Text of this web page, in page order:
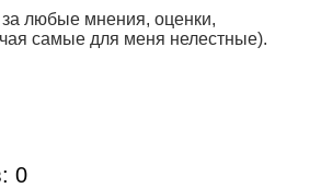
за любые мнения, оценки,
самые для меня нелестные).
0